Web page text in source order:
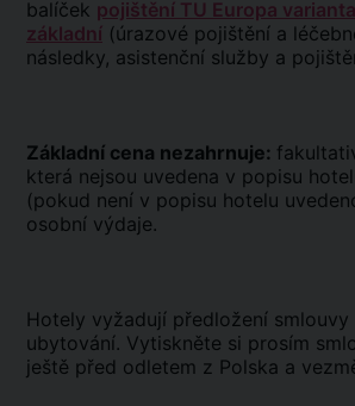
balíček pojištění TU Europa varianta
základní (úrazové pojištění a
následky, asistenční služby a
Základní cena nezahrnuje:
která nejsou uvedena v popisu
(pokud není v popisu hotelu
osobní výdaje.
Hotely vyžadují předložení
ubytování. Vytiskněte si prosím
ještě před odletem z Polska a